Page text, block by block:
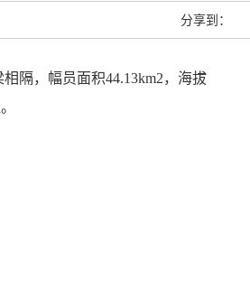
分享到：
隔，幅员面积44.13km2，海拔